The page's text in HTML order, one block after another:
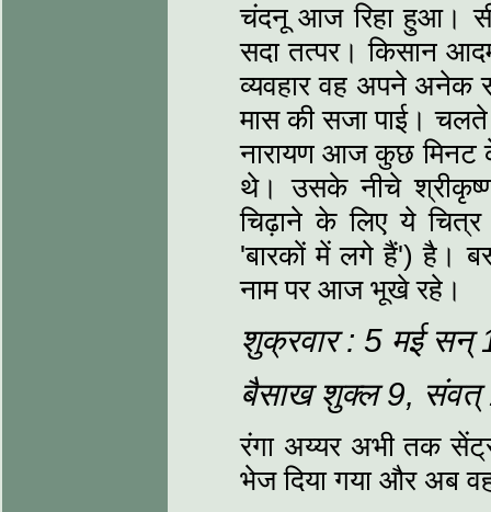
चंदनू आज रिहा हुआ।
सदा तत्‍पर। किसान
व्‍यवहार वह अपने अनेक
मास की सजा पाई।
नारायण आज कुछ मिनट
थे। उसके नीचे
चिढ़ाने के लिए ये चित्र
'बारकों में लगे हैं') है।
नाम पर आज भूखे रहे।
शुक्रवार : 5 मई सन्
बैसाख शुक्‍ल 9, संवत्
रंगा अय्यर अभी तक
भेज दिया गया और अब वह